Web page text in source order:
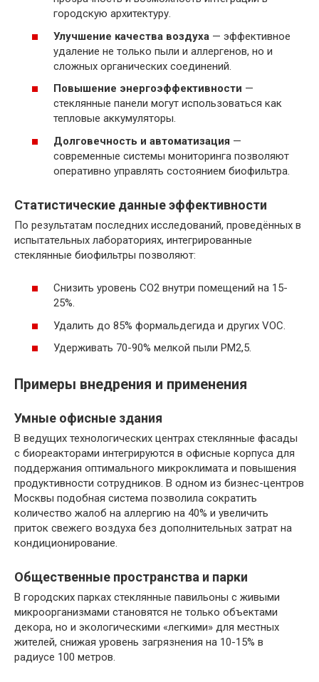
городскую архитектуру.
Улучшение качества воздуха — эффективное
удаление не только пыли и аллергенов, но и
сложных органических соединений.
Повышение энергоэффективности —
стеклянные панели могут использоваться как
тепловые аккумуляторы.
Долговечность и автоматизация —
современные системы мониторинга позволяют
оперативно управлять состоянием биофильтра.
Статистические данные эффективности
По результатам последних исследований, проведённых в
испытательных лабораториях, интегрированные
стеклянные биофильтры позволяют:
Снизить уровень CO2 внутри помещений на 15-
25%.
Удалить до 85% формальдегида и других VOC.
Удерживать 70-90% мелкой пыли PM2,5.
Примеры внедрения и применения
Умные офисные здания
В ведущих технологических центрах стеклянные фасады
с биореакторами интегрируются в офисные корпуса для
поддержания оптимального микроклимата и повышения
продуктивности сотрудников. В одном из бизнес-центров
Москвы подобная система позволила сократить
количество жалоб на аллергию на 40% и увеличить
приток свежего воздуха без дополнительных затрат на
кондиционирование.
Общественные пространства и парки
В городских парках стеклянные павильоны с живыми
микроорганизмами становятся не только объектами
декора, но и экологическими «легкими» для местных
жителей, снижая уровень загрязнения на 10-15% в
радиусе 100 метров.